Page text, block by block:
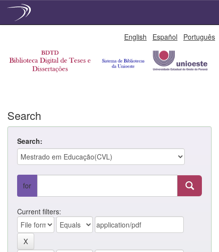
English Español Português
Search
Search:
for
Current filters: